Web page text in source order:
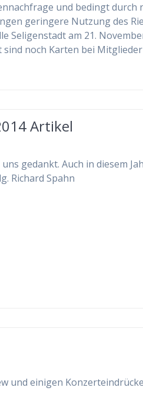
und bedingt durch
geringere Nutzung des
Seligenstadt am 21.
sind noch Karten bei
Artikel
gedankt. Auch in diesem
Richard Spahn
und einigen